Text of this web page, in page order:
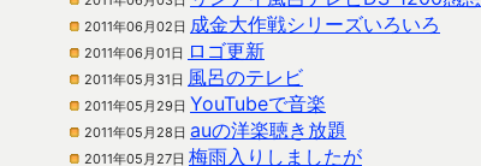
2011年06月02日 成金大作戦シリーズいろいろ
2011年06月01日 ロゴ更新
2011年05月31日 風呂のテレビ
2011年05月29日 YouTubeで音楽
2011年05月28日 auの洋楽聴き放題
2011年05月27日 梅雨入りしましたが